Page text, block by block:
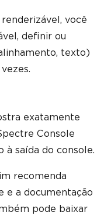
você
definir ou
texto)
exatamente
Console
à saída do console.
recomenda
e a documentação
pode baixar